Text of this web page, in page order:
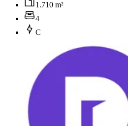
1.710 m²
4
C